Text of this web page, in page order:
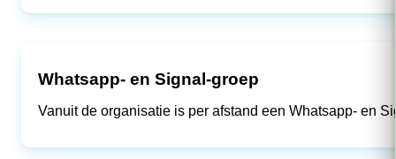
Whatsapp- en Signal-groep
Vanuit de organisatie is per afstand een Whatsapp- en